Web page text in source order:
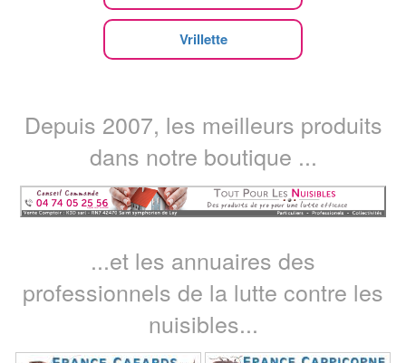
Vrillette
Depuis 2007, les meilleurs produits
dans notre boutique ...
...et les annuaires des
professionnels de la lutte contre les
nuisibles...